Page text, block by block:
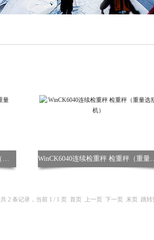
WinCK6040在线动态检重秤 检重秤（重量选别机） WinCK6040连续检
共 2 条记录，当前 1 / 1 页 首页 上一页 下一页 末页 跳转